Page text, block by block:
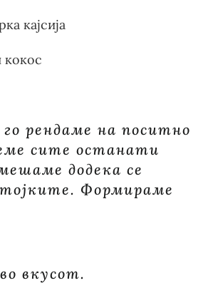
кајсија
рендаме на поситно
сите останати
додека се
Формираме
вкусот.